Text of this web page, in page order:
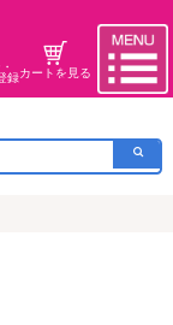
録カートを見る